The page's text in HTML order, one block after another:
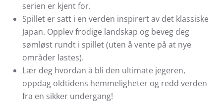
serien er kjent for.
Spillet er satt i en verden inspirert av det klassiske
Japan. Opplev frodige landskap og beveg deg
sømløst rundt i spillet (uten å vente på at nye
områder lastes).
Lær deg hvordan å bli den ultimate jegeren,
oppdag oldtidens hemmeligheter og redd verden
fra en sikker undergang!